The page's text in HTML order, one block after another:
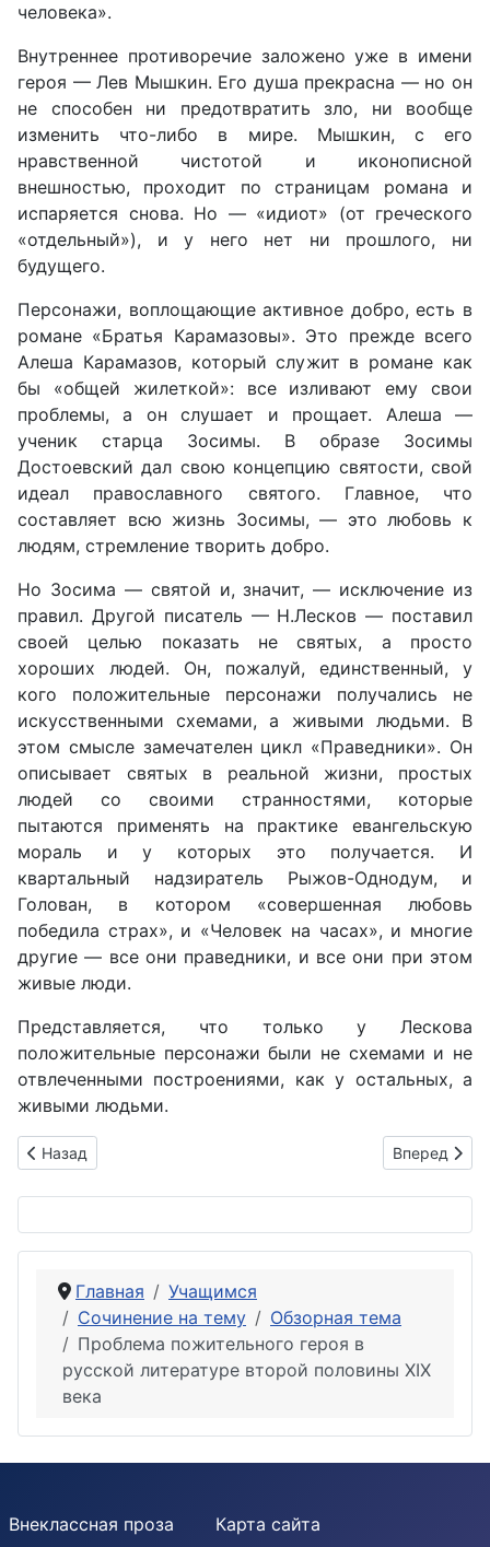
человека».
Внутреннее противоречие заложено уже в имени
героя — Лев Мышкин. Его душа прекрасна — но он
не способен ни предотвратить зло, ни вообще
изменить что-либо в мире. Мышкин, с его
нравственной чистотой и иконописной
внешностью, проходит по страницам романа и
испаряется снова. Но — «идиот» (от греческого
«отдельный»), и у него нет ни прошлого, ни
будущего.
Персонажи, воплощающие активное добро, есть в
романе «Братья Карамазовы». Это прежде всего
Алеша Карамазов, который служит в романе как
бы «общей жилеткой»: все изливают ему свои
проблемы, а он слушает и прощает. Алеша —
ученик старца Зосимы. В образе Зосимы
Достоевский дал свою концепцию святости, свой
идеал православного святого. Главное, что
составляет всю жизнь Зосимы, — это любовь к
людям, стремление творить добро.
Но Зосима — святой и, значит, — исключение из
правил. Другой писатель — Н.Лесков — поставил
своей целью показать не святых, а просто
хороших людей. Он, пожалуй, единственный, у
кого положительные персонажи получались не
искусственными схемами, а живыми людьми. В
этом смысле замечателен цикл «Праведники». Он
описывает святых в реальной жизни, простых
людей со своими странностями, которые
пытаются применять на практике евангельскую
мораль и у которых это получается. И
квартальный надзиратель Рыжов-Однодум, и
Голован, в котором «совершенная любовь
победила страх», и «Человек на часах», и многие
другие — все они праведники, и все они при этом
живые люди.
Представляется, что только у Лескова
положительные персонажи были не схемами и не
отвлеченными построениями, как у остальных, а
живыми людьми.
Предыдущий: Серебряный век русской поэзии
Назад Следующий:
Вперед
Главная
Учащимся
Сочинение на тему
Обзорная тема
Проблема пожительного героя в
русской литературе второй половины XIX
века
Внеклассная проза Карта сайта